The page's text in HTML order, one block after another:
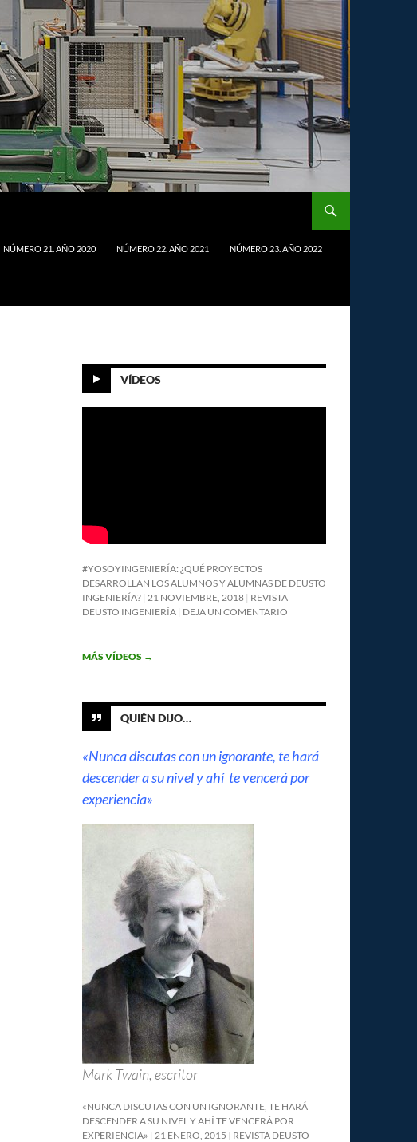
NÚMERO 21. AÑO 2020 NÚMERO 22. AÑO 2021 NÚMERO 23. AÑO 2022
VÍDEOS
#YOSOYINGENIERÍA: ¿QUÉ PROYECTOS
DESARROLLAN LOS ALUMNOS Y ALUMNAS DE DEUSTO
INGENIERÍA? 21 NOVIEMBRE, 2018 REVISTA
DEUSTO INGENIERÍA DEJA UN COMENTARIO
MÁS VÍDEOS →
QUIÉN DIJO…
«Nunca discutas con un ignorante, te hará
descender a su nivel y ahí te vencerá por
experiencia»
Mark Twain, escritor
«NUNCA DISCUTAS CON UN IGNORANTE, TE HARÁ
DESCENDER A SU NIVEL Y AHÍ TE VENCERÁ POR
EXPERIENCIA» 21 ENERO, 2015
REVISTA DEUSTO